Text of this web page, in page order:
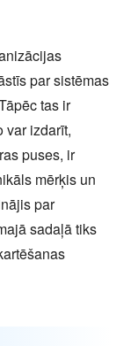
par sistēmas
tas ir
var izdarīt,
puses, ir
mērķis un
par
sadaļā tiks